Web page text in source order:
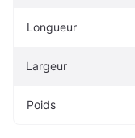
Longueur
Largeur
Poids